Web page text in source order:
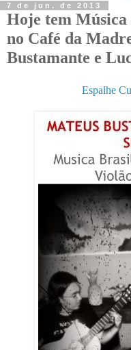
7 de jun. de 2013
Hoje tem
no Café da
Bustamante e
Espalhe